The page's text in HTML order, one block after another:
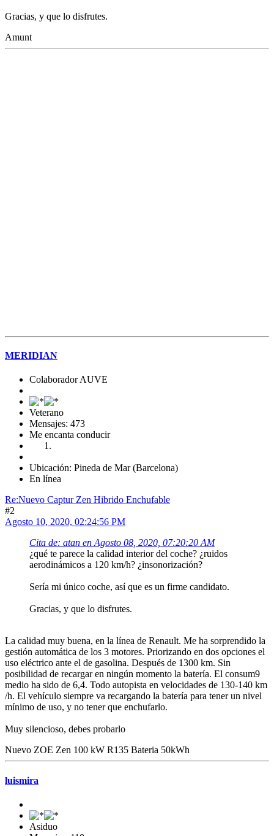
Gracias, y que lo disfrutes.
Amunt
MERIDIAN
Colaborador AUVE
Veterano
Mensajes: 473
Me encanta conducir
Ubicación: Pineda de Mar (Barcelona)
En línea
Re:Nuevo Captur Zen Hibrido Enchufable
#2
Agosto 10, 2020, 02:24:56 PM
Cita de: atan en Agosto 08, 2020, 07:20:20 AM
¿qué te parece la calidad interior del coche? ¿ruidos
aerodinámicos a 120 km/h? ¿insonorización?
Sería mi único coche, así que es un firme candidato.
Gracias, y que lo disfrutes.
La calidad muy buena, en la línea de Renault. Me ha sorprendido la
gestión automática de los 3 motores. Priorizando en dos opciones el
uso eléctrico ante el de gasolina. Después de 1300 km. Sin
posibilidad de recargar en ningún momento la batería. El consum9
medio ha sido de 6,4. Todo autopista en velocidades de 130-140 km
/h. El vehículo siempre va recargando la batería para tener un nivel
mínimo de uso, y no tener que enchufarlo.
Muy silencioso, debes probarlo
Nuevo ZOE Zen 100 kW R135 Bateria 50kWh
luismira
Asiduo